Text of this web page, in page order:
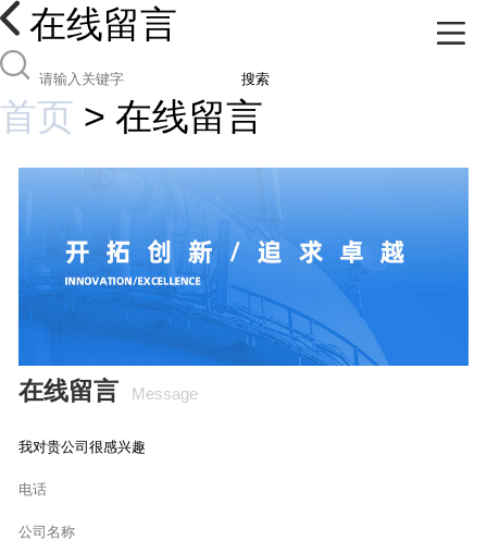
在线留言
搜索
首页 > 在线留言
在线留言 Message